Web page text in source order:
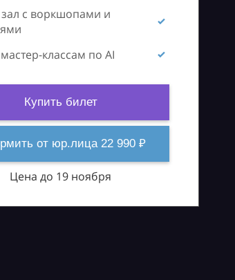
зал с воркшопами и
классам по AI
Купить билет
от юр.лица 22 990 ₽
Цена до 19 ноября